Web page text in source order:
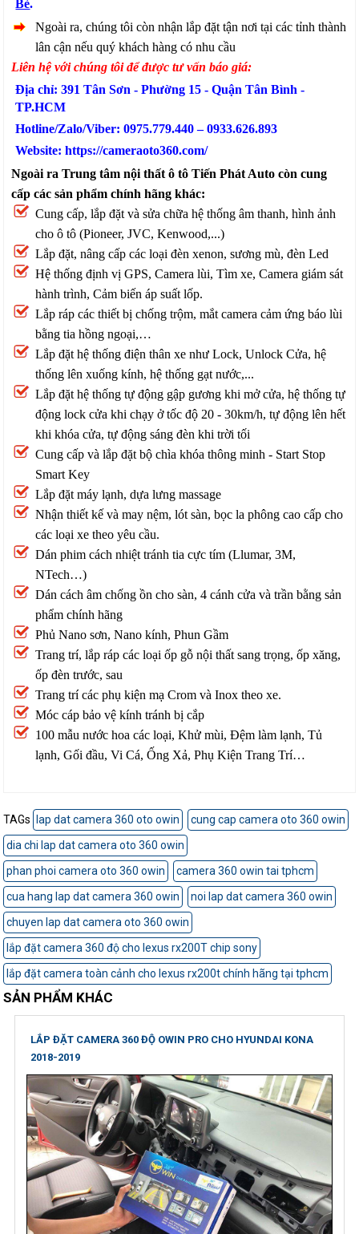
Bè.
Ngoài ra, chúng tôi còn nhận lắp đặt tận nơi tại các tỉnh thành
lân cận nếu quý khách hàng có nhu cầu
Liên hệ với chúng tôi để được tư vấn báo giá:
Địa chỉ: 391 Tân Sơn - Phường 15 - Quận Tân Bình -
TP.HCM
Hotline/Zalo/Viber: 0975.779.440 – 0933.626.893
Website: https://cameraoto360.com/
Ngoài ra Trung tâm nội thất ô tô Tiến Phát Auto còn cung
cấp các sản phẩm chính hãng khác:
Cung cấp, lắp đặt và sửa chữa hệ thống âm thanh, hình ảnh
cho ô tô (Pioneer, JVC, Kenwood,...)
Lắp đặt, nâng cấp các loại đèn xenon, sương mù, đèn Led
Hệ thống định vị GPS, Camera lùi, Tìm xe, Camera giám sát
hành trình, Cảm biến áp suất lốp.
Lắp ráp các thiết bị chống trộm, mắt camera cảm ứng báo lùi
bằng tia hồng ngoại,…
Lắp đặt hệ thống điện thân xe như Lock, Unlock Cửa, hệ
thống lên xuống kính, hệ thống gạt nước,...
Lắp đặt hệ thống tự động gập gương khi mở cửa, hệ thống tự
động lock cửa khi chạy ở tốc độ 20 - 30km/h, tự động lên hết
khi khóa cửa, tự động sáng đèn khi trời tối
Cung cấp và lắp đặt bộ chìa khóa thông minh - Start Stop
Smart Key
Lắp đặt máy lạnh, dựa lưng massage
Nhận thiết kế và may nệm, lót sàn, bọc la phông cao cấp cho
các loại xe theo yêu cầu.
Dán phim cách nhiệt tránh tia cực tím (Llumar, 3M,
NTech…)
Dán cách âm chống ồn cho sàn, 4 cánh cửa và trần bằng sản
phẩm chính hãng
Phủ Nano sơn, Nano kính, Phun Gầm
Trang trí, lắp ráp các loại ốp gỗ nội thất sang trọng, ốp xăng,
ốp đèn trước, sau
Trang trí các phụ kiện mạ Crom và Inox theo xe.
Móc cáp bảo vệ kính tránh bị cắp
100 mẫu nước hoa các loại, Khử mùi, Đệm làm lạnh, Tủ
lạnh, Gối đầu, Vi Cá, Ống Xả, Phụ Kiện Trang Trí…
TAGs lap dat camera 360 oto owin
cung cap camera oto 360 owin
dia chi lap dat camera oto 360 owin
phan phoi camera oto 360 owin
camera 360 owin tai tphcm
cua hang lap dat camera 360 owin
noi lap dat camera 360 owin
chuyen lap dat camera oto 360 owin
lắp đặt camera 360 độ cho lexus rx200T chip sony
lắp đặt camera toàn cảnh cho lexus rx200t chính hãng tại tphcm
SẢN PHẨM KHÁC
LẮP ĐẶT CAMERA 360 ĐỘ OWIN PRO CHO HYUNDAI KONA
2018-2019